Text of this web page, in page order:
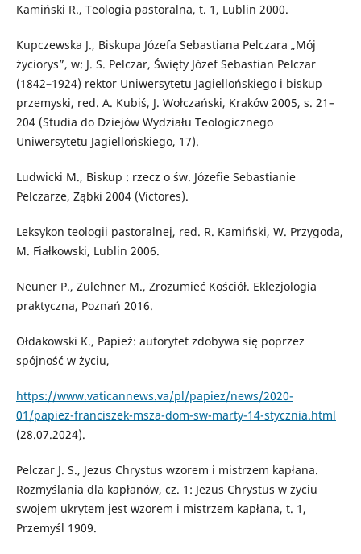
Kamiński R., Teologia pastoralna, t. 1, Lublin 2000.
Kupczewska J., Biskupa Józefa Sebastiana Pelczara „Mój
życiorys”, w: J. S. Pelczar, Święty Józef Sebastian Pelczar
(1842–1924) rektor Uniwersytetu Jagiellońskiego i biskup
przemyski, red. A. Kubiś, J. Wołczański, Kraków 2005, s. 21–
204 (Studia do Dziejów Wydziału Teologicznego
Uniwersytetu Jagiellońskiego, 17).
Ludwicki M., Biskup : rzecz o św. Józefie Sebastianie
Pelczarze, Ząbki 2004 (Victores).
Leksykon teologii pastoralnej, red. R. Kamiński, W. Przygoda,
M. Fiałkowski, Lublin 2006.
Neuner P., Zulehner M., Zrozumieć Kościół. Eklezjologia
praktyczna, Poznań 2016.
Ołdakowski K., Papież: autorytet zdobywa się poprzez
spójność w życiu,
https://www.vaticannews.va/pl/papiez/news/2020-
01/papiez-franciszek-msza-dom-sw-marty-14-stycznia.html
(28.07.2024).
Pelczar J. S., Jezus Chrystus wzorem i mistrzem kapłana.
Rozmyślania dla kapłanów, cz. 1: Jezus Chrystus w życiu
swojem ukrytem jest wzorem i mistrzem kapłana, t. 1,
Przemyśl 1909.